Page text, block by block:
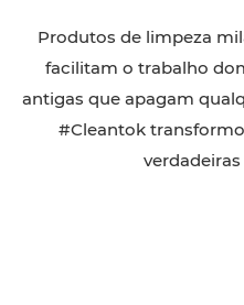
Produtos de limpeza
facilitam o trabalho
antigas que apagam
#Cleantok
verdadeiras